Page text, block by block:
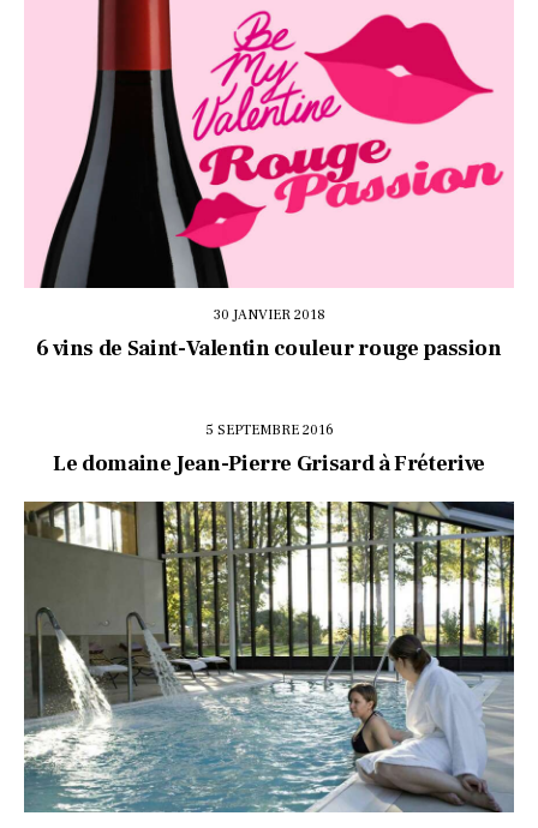
30 JANVIER 2018
6 vins de Saint-Valentin couleur rouge passion
5 SEPTEMBRE 2016
Le domaine Jean-Pierre Grisard à Fréterive